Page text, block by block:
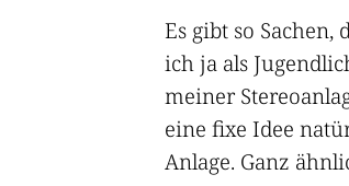
Es gibt so
ich ja als
meiner
eine fixe Idee
Anlage. Ganz